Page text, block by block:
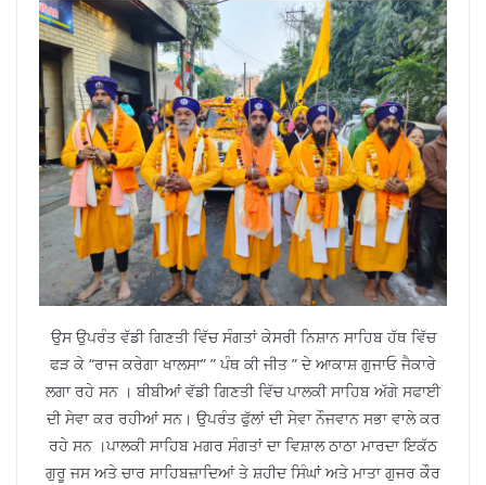
ਉਸ ਉਪਰੰਤ ਵੱਡੀ ਗਿਣਤੀ ਵਿੱਚ ਸੰਗਤਾਂ ਕੇਸਰੀ ਨਿਸ਼ਾਨ ਸਾਹਿਬ ਹੱਥ ਵਿੱਚ
ਫੜ ਕੇ “ਰਾਜ ਕਰੇਗਾ ਖਾਲਸਾ” ” ਪੰਥ ਕੀ ਜੀਤ ” ਦੇ ਆਕਾਸ਼ ਗੁਜਾਓ ਜੈਕਾਰੇ
ਲਗਾ ਰਹੇ ਸਨ । ਬੀਬੀਆਂ ਵੱਡੀ ਗਿਣਤੀ ਵਿੱਚ ਪਾਲਕੀ ਸਾਹਿਬ ਅੱਗੇ ਸਫਾਈ
ਦੀ ਸੇਵਾ ਕਰ ਰਹੀਆਂ ਸਨ। ਉਪਰੰਤ ਫੁੱਲਾਂ ਦੀ ਸੇਵਾ ਨੌਜਵਾਨ ਸਭਾ ਵਾਲੇ ਕਰ
ਰਹੇ ਸਨ ।ਪਾਲਕੀ ਸਾਹਿਬ ਮਗਰ ਸੰਗਤਾਂ ਦਾ ਵਿਸ਼ਾਲ ਠਾਠਾ ਮਾਰਦਾ ਇਕੱਠ
ਗੁਰੂ ਜਸ ਅਤੇ ਚਾਰ ਸਾਹਿਬਜ਼ਾਦਿਆਂ ਤੇ ਸ਼ਹੀਦ ਸਿੰਘਾਂ ਅਤੇ ਮਾਤਾ ਗੁਜਰ ਕੌਰ